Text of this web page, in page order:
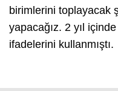
birimlerini toplayacak
yapacağız. 2 yıl
ifadelerini kullanmıştı.